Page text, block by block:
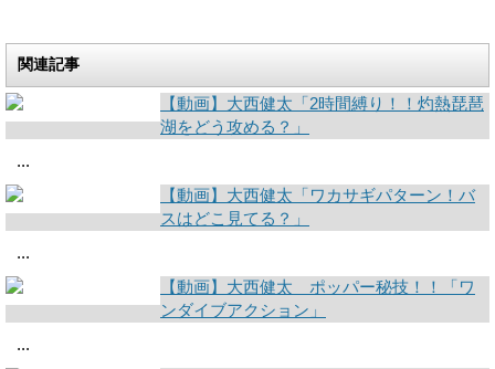
関連記事
【動画】大西健太「2時間縛り！！灼熱琵琶
湖をどう攻める？」
...
【動画】大西健太「ワカサギパターン！バ
スはどこ見てる？」
...
【動画】大西健太 ポッパー秘技！！「ワ
ンダイブアクション」
...